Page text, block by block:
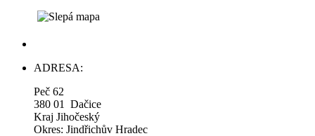
ADRESA:
Peč 62
380 01 Dačice
Kraj Jihočeský
Okres: Jindřichův Hradec